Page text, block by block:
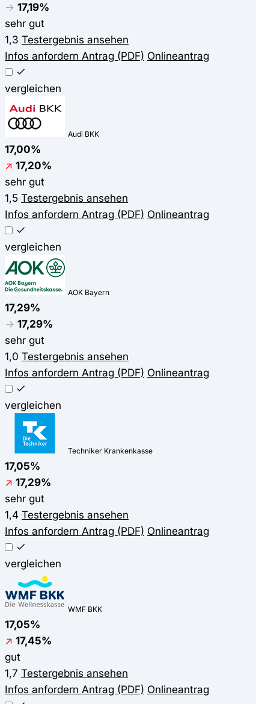
→ 17,19%
sehr gut
1,3 Testergebnis ansehen
Infos anfordern Antrag (PDF) Onlineantrag
vergleichen
Audi BKK
17,00%
↗ 17,20%
sehr gut
1,5 Testergebnis ansehen
Infos anfordern Antrag (PDF) Onlineantrag
vergleichen
AOK Bayern
17,29%
→ 17,29%
sehr gut
1,0 Testergebnis ansehen
Infos anfordern Antrag (PDF) Onlineantrag
vergleichen
Techniker Krankenkasse
17,05%
↗ 17,29%
sehr gut
1,4 Testergebnis ansehen
Infos anfordern Antrag (PDF) Onlineantrag
vergleichen
WMF BKK
17,05%
↗ 17,45%
gut
1,7 Testergebnis ansehen
Infos anfordern Antrag (PDF) Onlineantrag